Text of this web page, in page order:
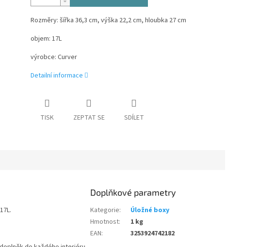
Rozměry: šířka 36,3 cm, výška 22,2 cm, hloubka 27 cm
objem: 17L
výrobce: Curver
Detailní informace
TISK ZEPTAT SE SDÍLET
Doplňkové parametry
Kategorie:
Úložné boxy
Hmotnost:
1 kg
EAN: 3253924742182